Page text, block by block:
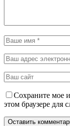
Сохраните мое
этом браузере для